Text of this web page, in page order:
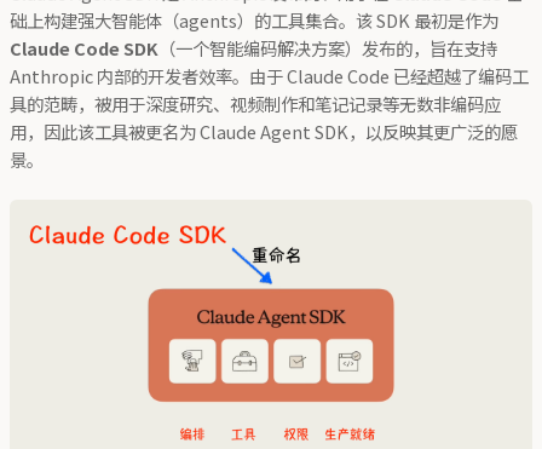
础上构建强大智能体（agents）的工具集合。该 SDK 最初是作为
Claude Code SDK （一个智能编码解决方案）发布的，旨在支持
Anthropic 内部的开发者效率。由于 Claude Code 已经超越了编码工
具的范畴，被用于深度研究、视频制作和笔记记录等无数非编码应
用，因此该工具被更名为 Claude Agent SDK，以反映其更广泛的愿
景。